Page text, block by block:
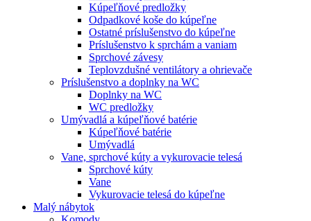
Kúpeľňové predložky
Odpadkové koše do kúpeľne
Ostatné príslušenstvo do kúpeľne
Príslušenstvo k sprchám a vaniam
Sprchové závesy
Teplovzdušné ventilátory a ohrievače
Príslušenstvo a doplnky na WC
Doplnky na WC
WC predložky
Umývadlá a kúpeľňové batérie
Kúpeľňové batérie
Umývadlá
Vane, sprchové kúty a vykurovacie telesá
Sprchové kúty
Vane
Vykurovacie telesá do kúpeľne
Malý nábytok